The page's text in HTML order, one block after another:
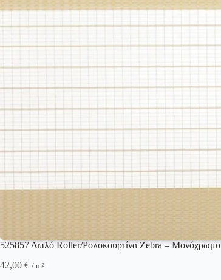
525857 Διπλό Roller/Ρολοκουρτίνα Zebra – Μονόχρωμο
42,00 € / m²